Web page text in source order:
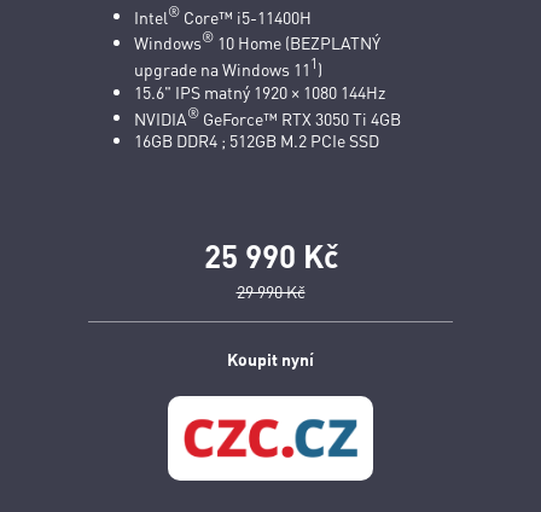
Intel®Core™ i5-11400H
Windows®10 Home (BEZPLATNÝ
upgrade na Windows 11 1 )
15.6" IPS matný 1920 × 1080 144Hz
NVIDIA®GeForce™ RTX 3050 Ti 4GB
16GB DDR4 ; 512GB M.2 PCIe SSD
25 990 Kč
29 990 Kč
Koupit nyní